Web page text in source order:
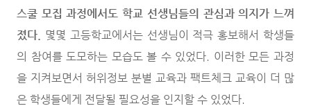
스쿨 모집 과정에서도 학교 선생님들의 관심과 의지가 느껴
졌다.
몇몇 고등학교에서는 선생님이 적극 홍보해서 학생들
의 참여를 도모하는 모습도 볼 수 있었다. 이러한 모든 과정
을 지켜보면서 허위정보 분별 교육과 팩트체크 교육이 더 많
은 학생들에게 전달될 필요성을 인지할 수 있었다.